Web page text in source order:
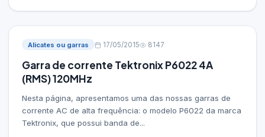
Alicates ou garras 17/05/2015 8147
Garra de corrente Tektronix P6022 4A
(RMS) 120MHz
Nesta página, apresentamos uma das nossas garras de
corrente AC de alta frequência: o modelo P6022 da marca
Tektronix, que possui banda de...